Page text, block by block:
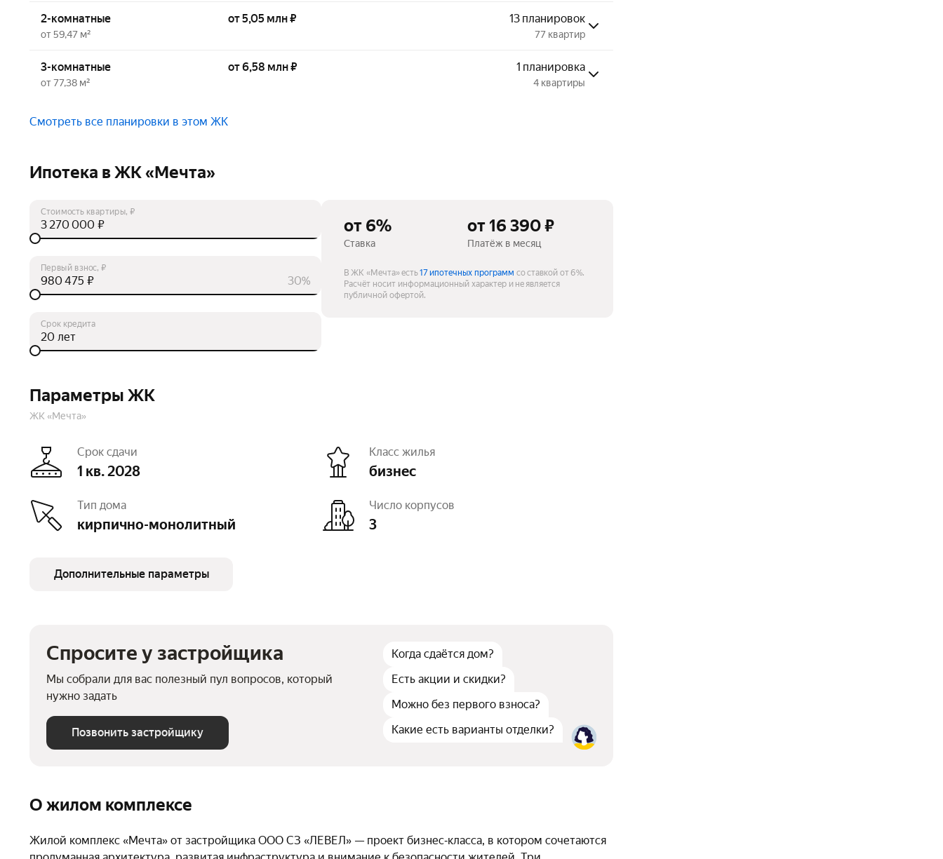
2-комнатные
от 59,47 м²
от 5,05 млн ₽ 13 планировок
77 квартир
3-комнатные
от 77,38 м²
от 6,58 млн ₽ 1 планировка
4 квартиры
Смотреть все планировки в этом ЖК
Ипотека в ЖК «Мечта»
Стоимость квартиры, ₽
₽
Первый взнос, ₽
30%
₽
Срок кредита
лет
от 6%
Ставка
от 16 390 ₽
Платёж в месяц
В ЖК «Мечта» есть17 ипотечных программ со ставкой от 6%.
Расчёт носит информационный характер и не является
публичной офертой.
Параметры ЖК
ЖК «Мечта»
Срок сдачи
1 кв. 2028
Класс жилья
бизнес
Тип дома
кирпично-монолитный
Число корпусов
3
Очереди
Число квартир
672
Кладовые
Детская площадка
Спортивная площадка
Дополнительные параметры
Спросите у застройщика
Мы собрали для вас полезный пул вопросов, который
нужно задать
Позвонить застройщику
Когда сдаётся дом?
Есть акции и скидки?
Можно без первого взноса?
Какие есть варианты отделки?
О жилом комплексе
Жилой комплекс «Мечта» от застройщика ООО СЗ «ЛЕВЕЛ» — проект бизнес‑класса, в котором сочетаются